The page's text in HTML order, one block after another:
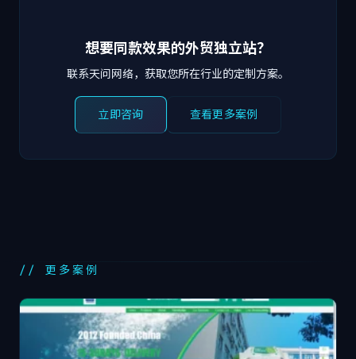
想要同款效果的外贸独立站？
联系天问网络，获取您所在行业的定制方案。
立即咨询 查看更多案例
// 更多案例